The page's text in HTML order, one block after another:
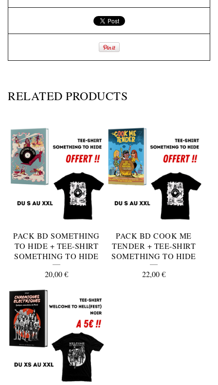
RELATED PRODUCTS
PACK BD SOMETHING
TO HIDE + TEE-SHIRT
SOMETHING TO HIDE
20,00€
PACK BD COOK ME
TENDER + TEE-SHIRT
SOMETHING TO HIDE
22,00€